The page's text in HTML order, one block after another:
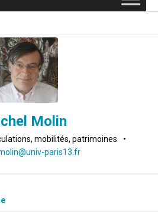
Molin
mobilités, patrimoines
•
paris13.fr